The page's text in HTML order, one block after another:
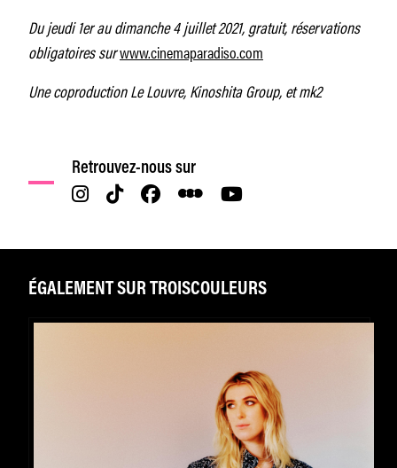
Du jeudi 1er au dimanche 4 juillet 2021, gratuit, réservations
obligatoires surwww.cinemaparadiso.com
Une coproduction Le Louvre, Kinoshita Group, et mk2
Retrouvez-nous sur
ÉGALEMENT SUR TROISCOULEURS